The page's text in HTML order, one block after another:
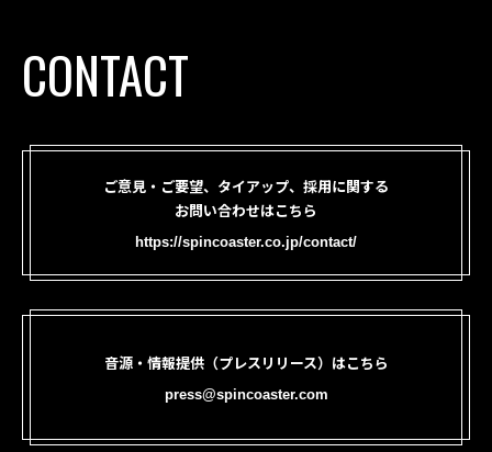
CONTACT
ご意見・ご要望、タイアップ、採用に関する
お問い合わせはこちら
https://spincoaster.co.jp/contact/
音源・情報提供（プレスリリース）はこちら
press@spincoaster.com